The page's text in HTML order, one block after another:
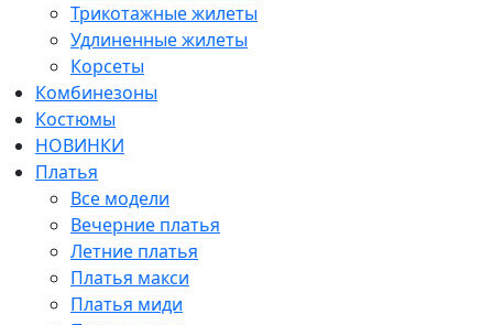
Трикотажные жилеты
Удлиненные жилеты
Корсеты
Комбинезоны
Костюмы
НОВИНКИ
Платья
Все модели
Вечерние платья
Летние платья
Платья макси
Платья миди